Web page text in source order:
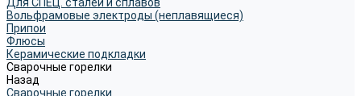
Вольфрамовые электроды (неплавящиеся)
Припои
Флюсы
Керамические подкладки
Сварочные горелки
Назад
Сварочные горелки